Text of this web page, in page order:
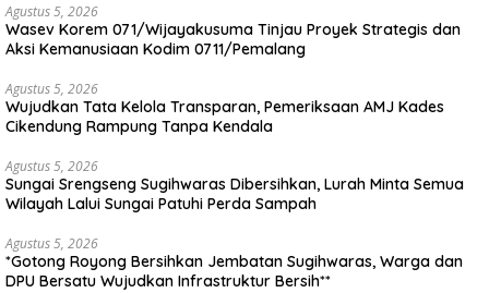
Agustus 5, 2026
Wasev Korem 071/Wijayakusuma Tinjau Proyek Strategis dan
Aksi Kemanusiaan Kodim 0711/Pemalang
Agustus 5, 2026
Wujudkan Tata Kelola Transparan, Pemeriksaan AMJ Kades
Cikendung Rampung Tanpa Kendala
Agustus 5, 2026
Sungai Srengseng Sugihwaras Dibersihkan, Lurah Minta Semua
Wilayah Lalui Sungai Patuhi Perda Sampah
Agustus 5, 2026
*Gotong Royong Bersihkan Jembatan Sugihwaras, Warga dan
DPU Bersatu Wujudkan Infrastruktur Bersih**